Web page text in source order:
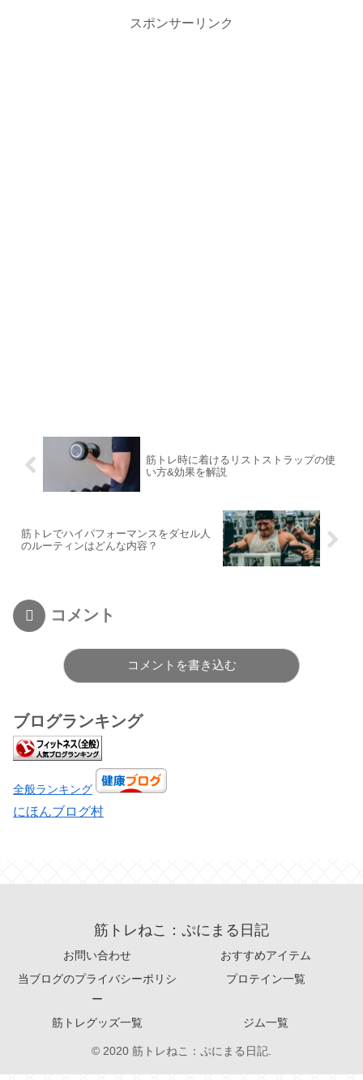
スポンサーリンク
筋トレ時に着けるリストストラップの使
い方&効果を解説
筋トレでハイパフォーマンスをダセル人
のルーティンはどんな内容？
コメント
コメントを書き込む
ブログランキング
全般ランキング
にほんブログ村
筋トレねこ：ぷにまる日記
お問い合わせ
おすすめアイテム
当ブログのプライバシーポリシ
ー
プロテイン一覧
筋トレグッズ一覧 ジム一覧
© 2020 筋トレねこ：ぷにまる日記.